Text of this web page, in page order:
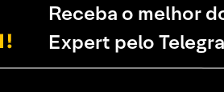
Receba o melhor
Expert pelo